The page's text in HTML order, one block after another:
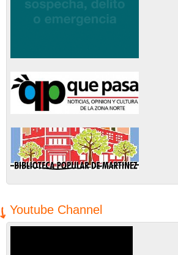
Youtube Channel